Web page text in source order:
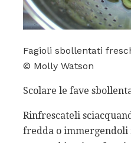
Fagioli sbollentati
© Molly Watson
Scolare le fave
Rinfrescateli
fredda o immergendoli